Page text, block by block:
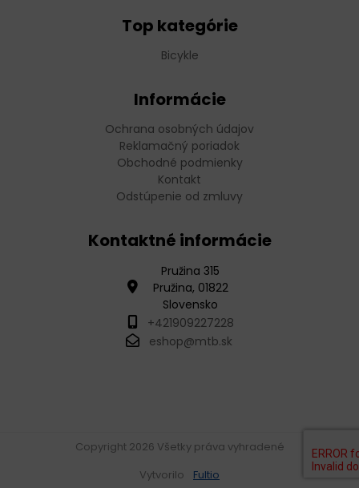
Top kategórie
Bicykle
Informácie
Ochrana osobných údajov
Reklamačný poriadok
Obchodné podmienky
Kontakt
Odstúpenie od zmluvy
Kontaktné informácie
Pružina 315
Pružina, 01822
Slovensko
+421909227228
eshop@mtb.sk
Copyright 2026 Všetky práva vyhradené
Vytvorilo
Fultio